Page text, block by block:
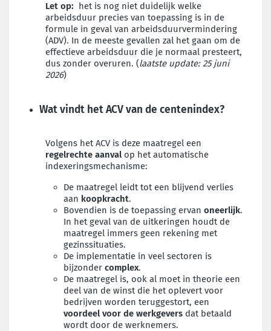
Let op: het is nog niet duidelijk welke
arbeidsduur precies van toepassing is in de
formule in geval van arbeidsduurvermindering
(ADV). In de meeste gevallen zal het gaan om de
effectieve arbeidsduur die je normaal presteert,
dus zonder overuren. (laatste update: 25 juni
2026)
Wat vindt het ACV van de centenindex?
Volgens het ACV is deze maatregel een
regelrechte aanvalop het automatische
indexeringsmechanisme:
De maatregel leidt tot een blijvend verlies
aan koopkracht.
Bovendien is de toepassing ervan oneerlijk.
In het geval van de uitkeringen houdt de
maatregel immers geen rekening met
gezinssituaties.
De implementatie in veel sectoren is
bijzonder complex.
De maatregel is, ook al moet in theorie een
deel van de winst die het oplevert voor
bedrijven worden teruggestort, een
voordeel voor de werkgevers dat betaald
wordt door de werknemers.